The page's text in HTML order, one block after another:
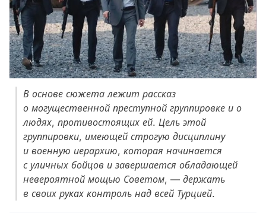
В основе сюжета лежит рассказ
о могущественной преступной группировке и о
людях, противостоящих ей. Цель этой
группировки, имеющей строгую дисциплину
и военную иерархию, которая начинается
с уличных бойцов и завершается обладающей
невероятной мощью Советом, — держать
в своих руках контроль над всей Турцией.